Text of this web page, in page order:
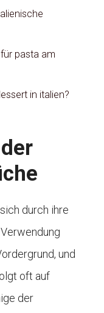
pasta am
in italien?
durch ihre
und
oft auf
der